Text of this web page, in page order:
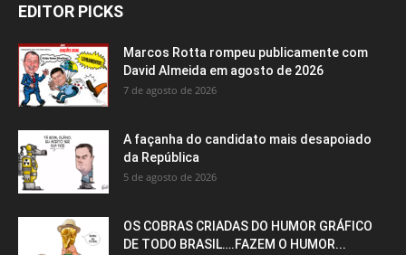
EDITOR PICKS
Marcos Rotta rompeu publicamente com
David Almeida em agosto de 2026
7 de agosto de 2026
A façanha do candidato mais desapoiado
da República
5 de agosto de 2026
OS COBRAS CRIADAS DO HUMOR GRÁFICO
DE TODO BRASIL….FAZEM O HUMOR...